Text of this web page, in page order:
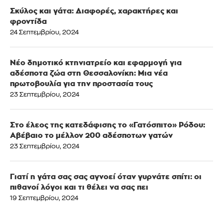
Σκύλος και γάτα: Διαφορές, χαρακτήρες και
φροντίδα
24 Σεπτεμβρίου, 2024
Νέο δημοτικό κτηνιατρείο και εφαρμογή για
αδέσποτα ζώα στη Θεσσαλονίκη: Μια νέα
πρωτοβουλία για την προστασία τους
23 Σεπτεμβρίου, 2024
Στο έλεος της κατεδάφισης το «Γατόσπιτο» Ρόδου:
Αβέβαιο το μέλλον 200 αδέσποτων γατών
23 Σεπτεμβρίου, 2024
Γιατί η γάτα σας σας αγνοεί όταν γυρνάτε σπίτι: οι
πιθανοί λόγοι και τι θέλει να σας πει
19 Σεπτεμβρίου, 2024